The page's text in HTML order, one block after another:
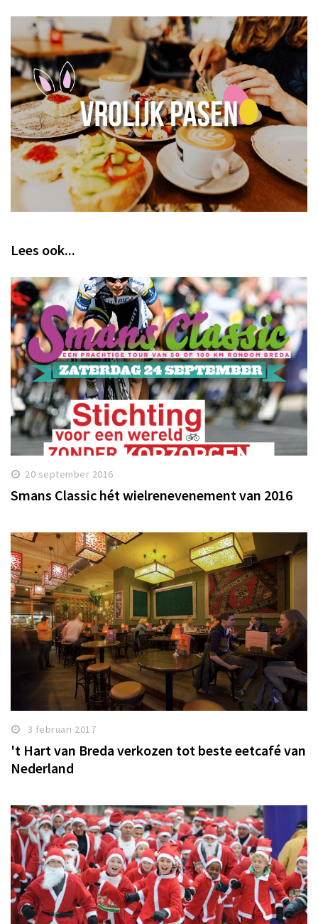
Lees ook...
20 september 2016
Smans Classic hét wielrenevenement van 2016
3 februari 2017
't Hart van Breda verkozen tot beste eetcafé van
Nederland